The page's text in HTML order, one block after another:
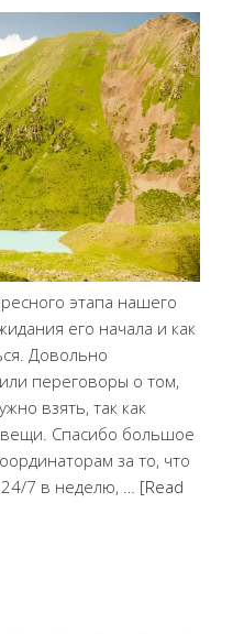
этапа нашего
его начала и как
Довольно
переговоры о том,
взять, так как
Спасибо большое
за то, что
7 в неделю, … [Read